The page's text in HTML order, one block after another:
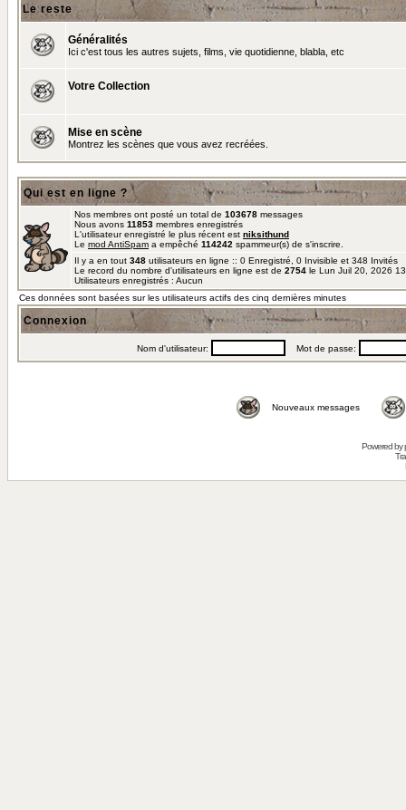
Le reste
Généralités
Ici c'est tous les autres sujets, films, vie quotidienne, blabla, etc
Votre Collection
Mise en scène
Montrez les scènes que vous avez recréées.
Qui est en ligne ?
Nos membres ont posté un total de 103678 messages
Nous avons 11853 membres enregistrés
L'utilisateur enregistré le plus récent est niksithund
Le mod AntiSpam a empêché 114242 spammeur(s) de s'inscrire.
Il y a en tout 348 utilisateurs en ligne :: 0 Enregistré, 0 Invisible et 348
Le record du nombre d'utilisateurs en ligne est de 2754 le Lun Juil 20, 2026
Utilisateurs enregistrés : Aucun
Ces données sont basées sur les utilisateurs actifs des cinq dernières minutes
Connexion
Nom d'utilisateur: Mot de passe:
Nouveaux messages
Powered by